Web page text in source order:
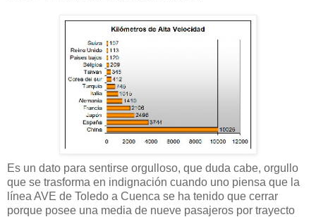
Es un dato para sentirse orgulloso, que duda cabe, orgullo
que se trasforma en indignación cuando uno piensa que la
línea AVE de Toledo a Cuenca se ha tenido que cerrar
porque posee una media de nueve pasajeros por trayecto